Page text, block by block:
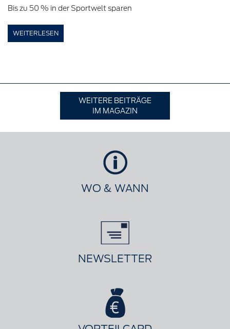
Bis zu 50 % in der Sportwelt sparen
WEITERLESEN
WEITERE BEITRÄGE
IM MAGAZIN
WO & WANN
NEWSLETTER